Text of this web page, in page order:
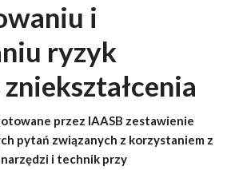
i
ryzyk
przez IAASB zestawienie
pytań związanych z korzystaniem z
i technik przy